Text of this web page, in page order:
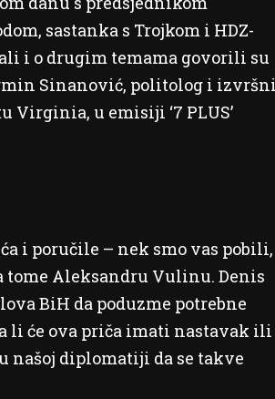
sastanka s Trojkom i HDZ-
i o drugim temama govorili su
Sinanović, politolog i
u emisiji ‘7 PLUS’
i poručile – nek smo vas pobili,
tome Aleksandru Vulinu. Denis
BiH da poduzme potrebne
li će ova priča imati nastavak ili
našoj diplomatiji da se takve